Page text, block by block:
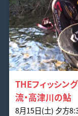
THEフィッシン
流・高津川の鮎
8月15日(土) 夕方